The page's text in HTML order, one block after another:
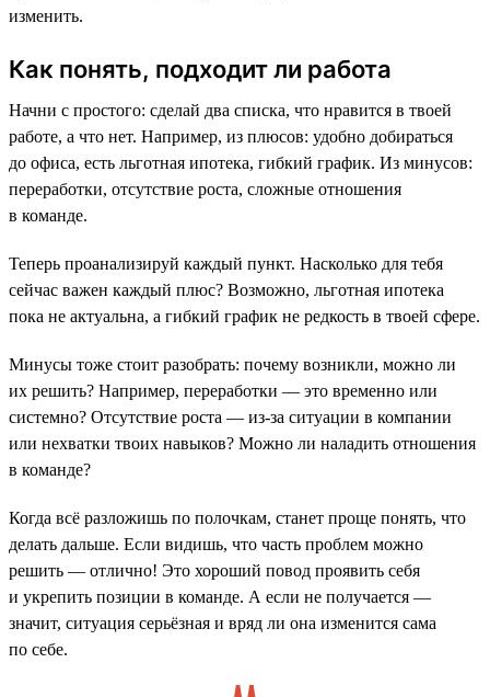
изменить.
Как понять, подходит ли работа
Начни с простого: сделай два списка, что нравится в твоей
работе, а что нет. Например, из плюсов: удобно добираться
до офиса, есть льготная ипотека, гибкий график. Из минусов:
переработки, отсутствие роста, сложные отношения
в команде.
Теперь проанализируй каждый пункт. Насколько для тебя
сейчас важен каждый плюс? Возможно, льготная ипотека
пока не актуальна, а гибкий график не редкость в твоей сфере.
Минусы тоже стоит разобрать: почему возникли, можно ли
их решить? Например, переработки — это временно или
системно? Отсутствие роста — из-за ситуации в компании
или нехватки твоих навыков? Можно ли наладить отношения
в команде?
Когда всё разложишь по полочкам, станет проще понять, что
делать дальше. Если видишь, что часть проблем можно
решить — отлично! Это хороший повод проявить себя
и укрепить позиции в команде. А если не получается —
значит, ситуация серьёзная и вряд ли она изменится сама
по себе.